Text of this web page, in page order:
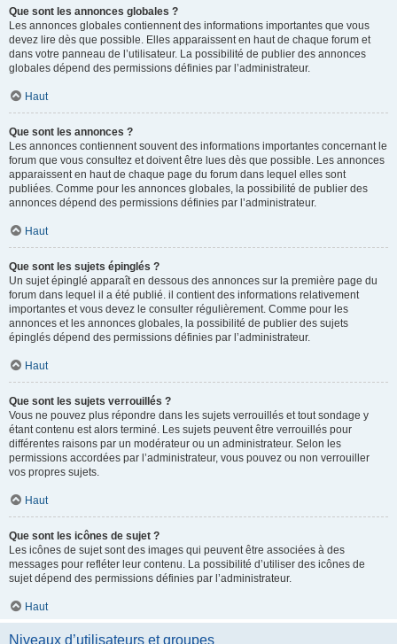
Que sont les annonces globales ?
Les annonces globales contiennent des informations importantes que vous
devez lire dès que possible. Elles apparaissent en haut de chaque forum et
dans votre panneau de l’utilisateur. La possibilité de publier des annonces
globales dépend des permissions définies par l’administrateur.
Haut
Que sont les annonces ?
Les annonces contiennent souvent des informations importantes concernant le
forum que vous consultez et doivent être lues dès que possible. Les annonces
apparaissent en haut de chaque page du forum dans lequel elles sont
publiées. Comme pour les annonces globales, la possibilité de publier des
annonces dépend des permissions définies par l’administrateur.
Haut
Que sont les sujets épinglés ?
Un sujet épinglé apparaît en dessous des annonces sur la première page du
forum dans lequel il a été publié. il contient des informations relativement
importantes et vous devez le consulter régulièrement. Comme pour les
annonces et les annonces globales, la possibilité de publier des sujets
épinglés dépend des permissions définies par l’administrateur.
Haut
Que sont les sujets verrouillés ?
Vous ne pouvez plus répondre dans les sujets verrouillés et tout sondage y
étant contenu est alors terminé. Les sujets peuvent être verrouillés pour
différentes raisons par un modérateur ou un administrateur. Selon les
permissions accordées par l’administrateur, vous pouvez ou non verrouiller
vos propres sujets.
Haut
Que sont les icônes de sujet ?
Les icônes de sujet sont des images qui peuvent être associées à des
messages pour refléter leur contenu. La possibilité d’utiliser des icônes de
sujet dépend des permissions définies par l’administrateur.
Haut
Niveaux d’utilisateurs et groupes